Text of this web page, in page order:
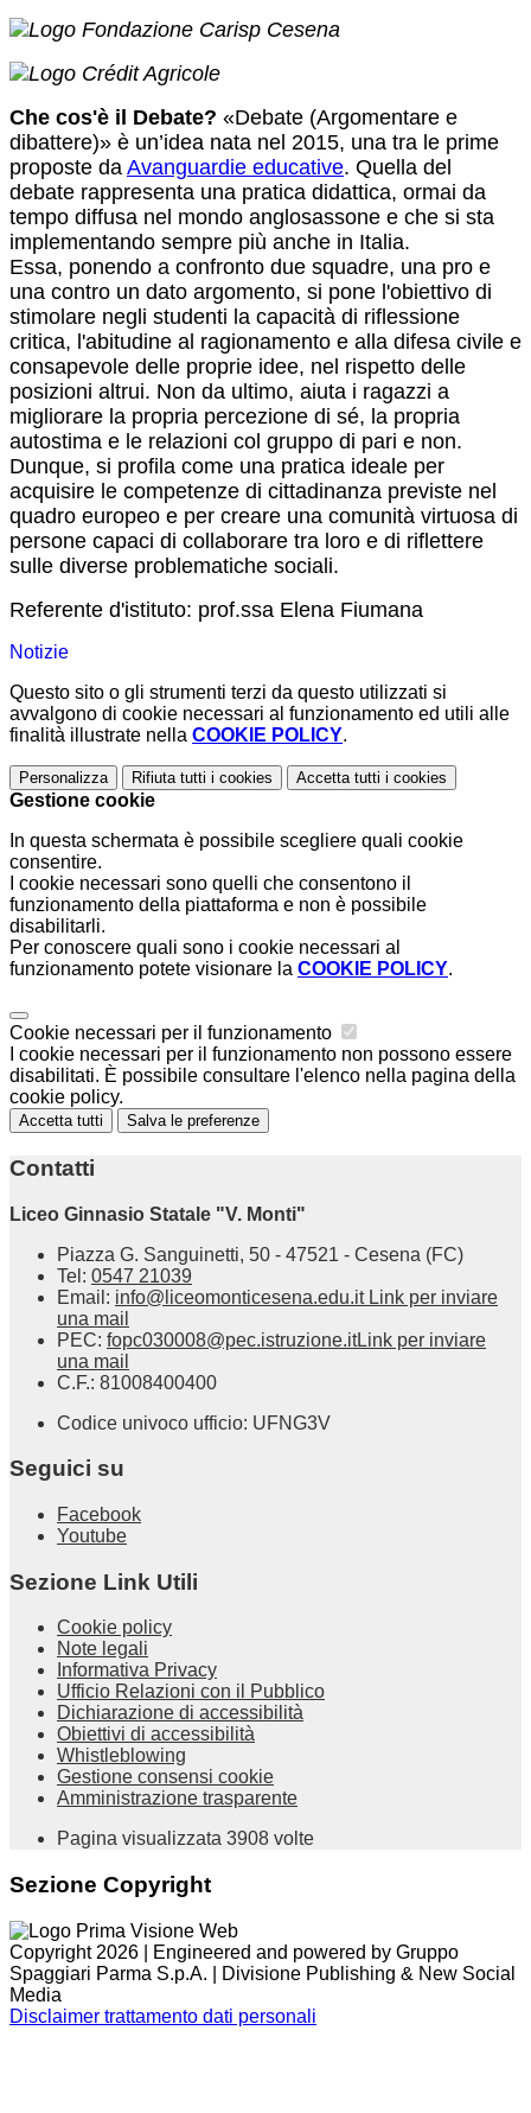
Che cos'è il Debate? «Debate (Argomentare e
dibattere)» è un’idea nata nel 2015, una tra le prime
proposte da Avanguardie educative. Quella del
debate rappresenta una pratica didattica, ormai da
tempo diffusa nel mondo anglosassone e che si sta
implementando sempre più anche in Italia.
Essa, ponendo a confronto due squadre, una pro e
una contro un dato argomento, si pone l'obiettivo di
stimolare negli studenti la capacità di riflessione
critica, l'abitudine al ragionamento e alla difesa civile e
consapevole delle proprie idee, nel rispetto delle
posizioni altrui. Non da ultimo, aiuta i ragazzi a
migliorare la propria percezione di sé, la propria
autostima e le relazioni col gruppo di pari e non.
Dunque, si profila come una pratica ideale per
acquisire le competenze di cittadinanza previste nel
quadro europeo e per creare una comunità virtuosa di
persone capaci di collaborare tra loro e di riflettere
sulle diverse problematiche sociali.
Referente d'istituto: prof.ssa Elena Fiumana
Notizie
Questo sito o gli strumenti terzi da questo utilizzati si
avvalgono di cookie necessari al funzionamento ed utili alle
finalità illustrate nella COOKIE POLICY.
Personalizza Rifiuta tutti i cookies Accetta tutti i cookies
Gestione cookie
In questa schermata è possibile scegliere quali cookie
consentire.
I cookie necessari sono quelli che consentono il
funzionamento della piattaforma e non è possibile
disabilitarli.
Per conoscere quali sono i cookie necessari al
funzionamento potete visionare la COOKIE POLICY.
Cookie necessari per il funzionamento
I cookie necessari per il funzionamento non possono essere
disabilitati. È possibile consultare l'elenco nella pagina della
cookie policy.
Accetta tutti Salva le preferenze
Contatti
Liceo Ginnasio Statale "V. Monti"
Piazza G. Sanguinetti, 50 - 47521 - Cesena (FC)
Tel: 0547 21039
Email: info@liceomonticesena.edu.it Link per inviare
una mail
PEC: fopc030008@pec.istruzione.itLink per inviare
una mail
C.F.: 81008400400
Codice univoco ufficio: UFNG3V
Seguici su
Facebook
Youtube
Sezione Link Utili
Cookie policy
Note legali
Informativa Privacy
Ufficio Relazioni con il Pubblico
Dichiarazione di accessibilità
Obiettivi di accessibilità
Whistleblowing
Gestione consensi cookie
Amministrazione trasparente
Pagina visualizzata 3908 volte
Sezione Copyright
Copyright 2026 | Engineered and powered by Gruppo
Spaggiari Parma S.p.A. | Divisione Publishing & New Social
Media
Disclaimer trattamento dati personali